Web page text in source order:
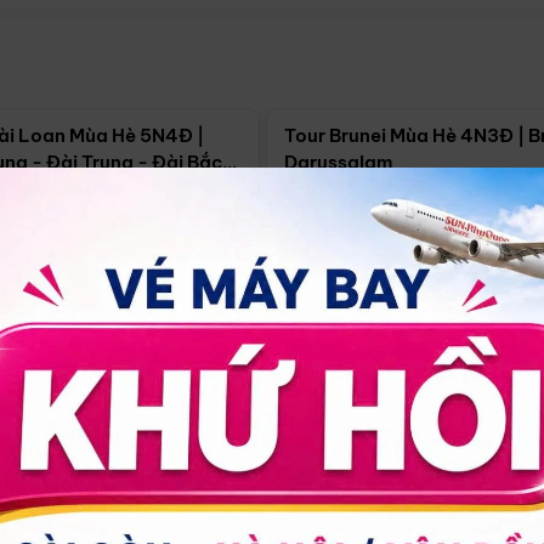
Loan Mùa Hè 5N4Đ |
- Đài Trung - Đài Bắc
18/09
Tour Brunei Mùa Hè 4N3Đ |
Darussalam
Hồ Chí Minh 4N3Đ
30/08 17/09 24/09
14.499.000đ Xem chi